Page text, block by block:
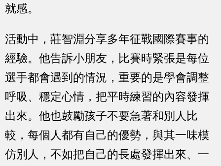
就感。
活動中，莊智淵分享多年征戰國際賽事的
經驗。他告訴小朋友，比賽時緊張是每位
選手都會遇到的情況，重要的是學會調整
呼吸、穩定心情，把平時練習的內容發揮
出來。他也鼓勵孩子不要急著和別人比
較，每個人都有自己的優勢，與其一味模
仿別人，不如把自己的長處發揮出來、一